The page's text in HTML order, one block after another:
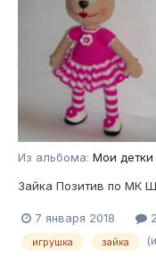
Из альбома: Мои детки
Зайка Позитив по МК
7 января 2018
игрушка зайка